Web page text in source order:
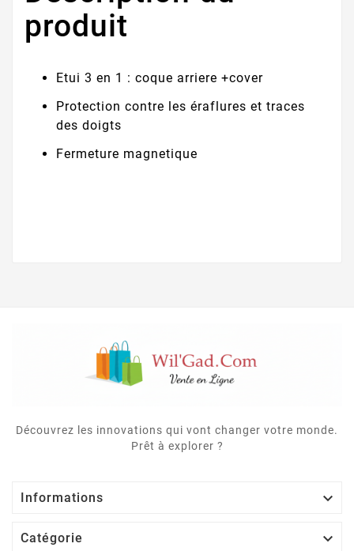
produit
Etui 3 en 1 : coque arriere +cover
Protection contre les éraflures et traces
des doigts
Fermeture magnetique
Découvrez les innovations qui vont changer votre monde.
Prêt à explorer ?
Informations 
Catégorie 